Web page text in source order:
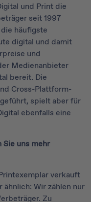
und Print die
seit 1997
häufigste
digital und damit
und
Medienanbieter
bereit. Die
Cross-Plattform-
spielt aber für
ebenfalls eine
Sie uns mehr
verkauft
Wir zählen nur
Zu